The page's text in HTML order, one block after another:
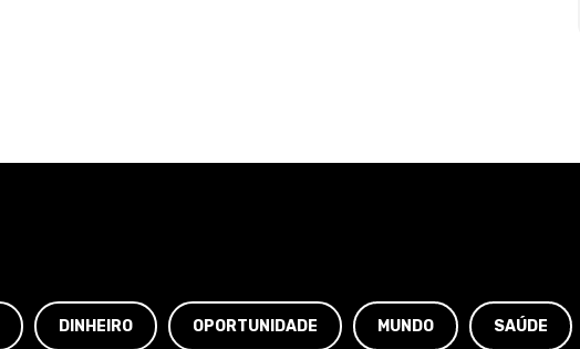
DINHEIRO OPORTUNIDADE MUNDO SAÚDE